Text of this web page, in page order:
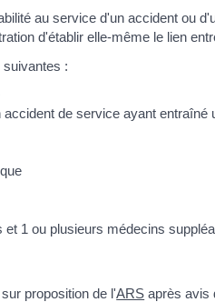
au service d'un accident ou
d'établir elle-même le lien
:
de service ayant entraîné
1 ou plusieurs médecins
proposition de l'ARS après avis